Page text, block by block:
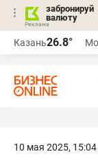
забронируй
валюту
Казань26.8°
10 мая 2025, 15:04